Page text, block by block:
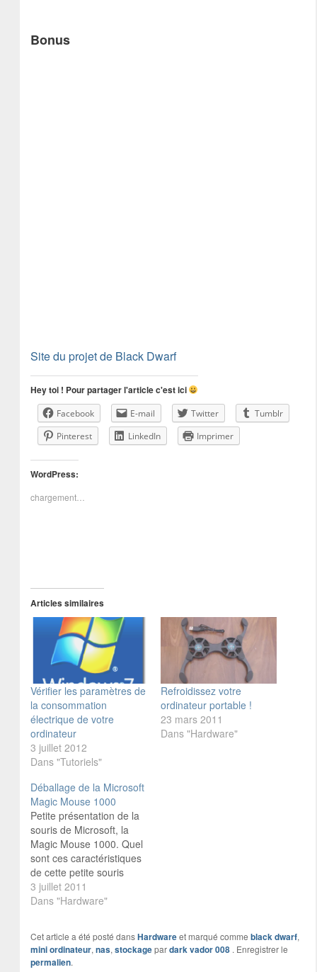
Bonus
Site du projet de Black Dwarf
Hey toi ! Pour partager l'article c'est ici
Facebook E-mail Twitter
Tumblr
Pinterest
LinkedIn Imprimer
WordPress:
chargement…
Articles similaires
Vérifier les paramètres de
la consommation
électrique de votre
ordinateur
3 juillet 2012
Dans "Tutoriels"
Refroidissez votre
ordinateur portable !
23 mars 2011
Dans "Hardware"
Déballage de la Microsoft
Magic Mouse 1000
Petite présentation de la
souris de Microsoft, la
Magic Mouse 1000. Quel
sont ces caractéristiques
de cette petite souris
pour ordinateur portable
3 juillet 2011
Dans "Hardware"
Cet article a été posté dansHardwareet marqué comme black dwarf,
mini ordinateur, nas, stockagepardark vador 008. Enregistrer le
permalien.